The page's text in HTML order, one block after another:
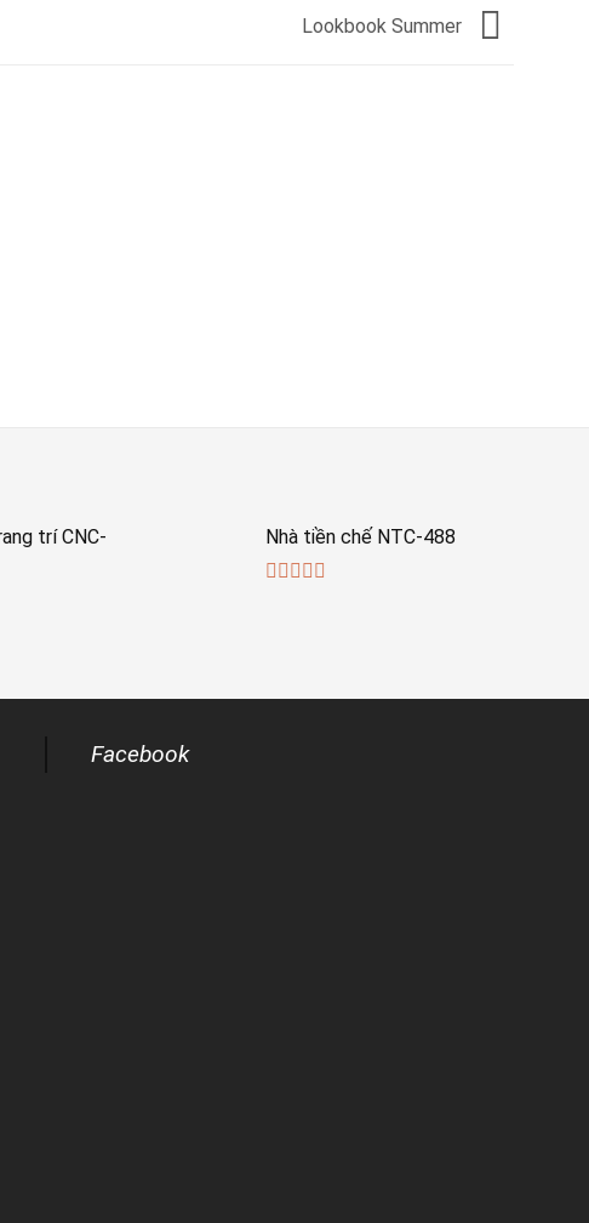
Lookbook Summer
trí CNC-
Nhà tiền chế NTC-488
Facebook